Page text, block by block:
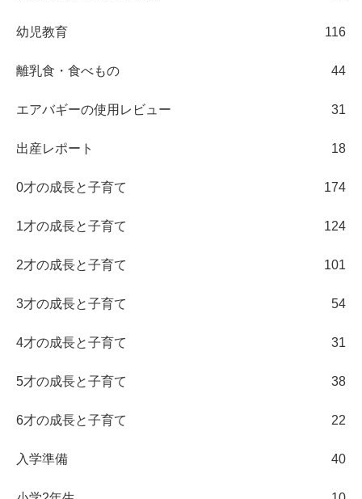
幼児教育 116
離乳食・食べもの 44
エアバギーの使用レビュー 31
出産レポート 18
0才の成長と子育て 174
1才の成長と子育て 124
2才の成長と子育て 101
3才の成長と子育て 54
4才の成長と子育て 31
5才の成長と子育て 38
6才の成長と子育て 22
入学準備 40